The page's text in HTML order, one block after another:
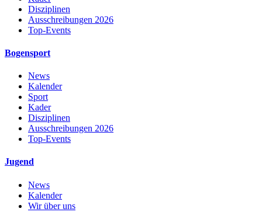
Disziplinen
Ausschreibungen 2026
Top-Events
Bogensport
News
Kalender
Sport
Kader
Disziplinen
Ausschreibungen 2026
Top-Events
Jugend
News
Kalender
Wir über uns